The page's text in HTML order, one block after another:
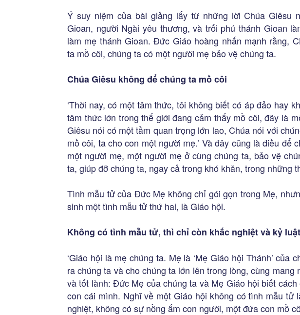
Ý suy niệm của bài giảng lấy từ những lời Chúa Giêsu
Gioan, người Ngài yêu thương, và trối phú thánh Gioan
làm mẹ thánh Gioan. Đức Giáo hoàng nhấn mạnh rằng,
ta mồ côi, chúng ta có một người mẹ bảo vệ chúng ta.
Chúa Giêsu không để chúng ta mồ côi
‘Thời nay, có một tâm thức, tôi không biết có áp đảo hay
tâm thức lớn trong thế giới đang cảm thấy mồ côi, đây là
Giêsu nói có một tầm quan trọng lớn lao, Chúa nói với
mồ côi, ta cho con một người mẹ.’ Và đây cũng là điều để
một người mẹ, một người mẹ ở cùng chúng ta, bảo vệ
ta, giúp đỡ chúng ta, ngay cả trong khó khăn, trong những
Tình mẫu tử của Đức Mẹ không chỉ gói gọn trong Mẹ,
sinh một tình mẫu tử thứ hai, là Giáo hội.
Không có tình mẫu tử, thì chỉ còn khắc nghiệt và kỷ luật
‘Giáo hội là mẹ chúng ta. Mẹ là ‘Mẹ Giáo hội Thánh’ của
ra chúng ta và cho chúng ta lớn lên trong lòng, cùng mang
và tốt lành: Đức Mẹ của chúng ta và Mẹ Giáo hội biết
con cái mình. Nghĩ về một Giáo hội không có tình mẫu tử
nghiệt, không có sự nồng ấm con người, một đứa con mồ